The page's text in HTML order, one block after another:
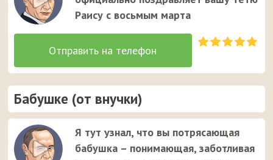
Раису с восьмым марта
Бабушке (от внучки)
Я тут узнал, что вы потрясающая
бабушка – понимающая, заботливая